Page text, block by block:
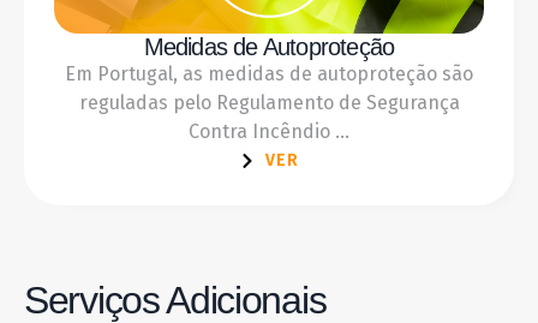
Medidas de Autoproteção
Em Portugal, as medidas de autoproteção são
reguladas pelo Regulamento de Segurança
Contra Incêndio ...
VER
Serviços Adicionais